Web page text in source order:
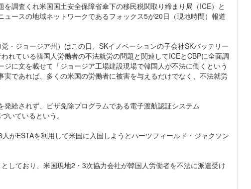
を調査くれ米国国土安全保障省傘下の移民税関取り締まり局（ICE）と
ースの地域ネットワークであるフォックス5が20日（現地時間）報道
・ジョージア州）はこの日、SKイノベーションの子会社SKバッテリー
れている韓国人労働者の不法就労の問題と関連してICEとCBPに全面調
に文を載せて「ジョージア工場建設現場で韓国人が不法に働くという
であれば、多くの米国の労働者に被害を与えるだけでなく、不法就労
給されず、ビザ免除プログラムである電子渡航認証システム
いているという。
がESTAを利用して米国に入国しようとハーツフィールド・ジャクソン
しており、米国現地2・3次協力会社が韓国人労働者を不法に派遣受け